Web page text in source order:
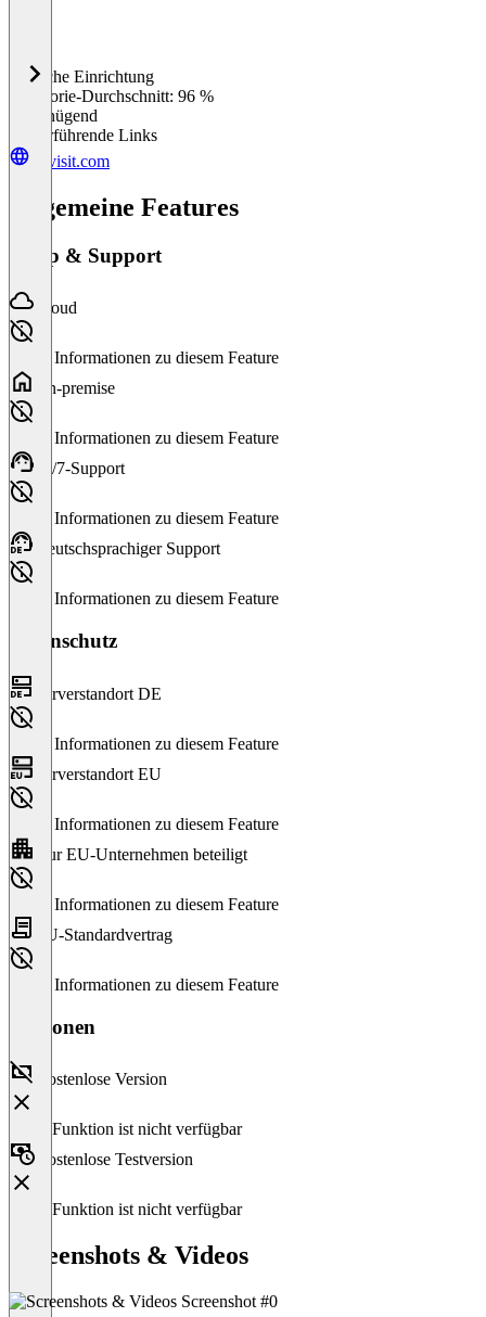
%
Einfache Einrichtung
Kategorie-Durchschnitt: 96 %
Ungenügend
Weiterführende Links
dbvisit.com
Allgemeine Features
Setup & Support
Cloud
Keine Informationen zu diesem Feature
On-premise
Keine Informationen zu diesem Feature
24/7-Support
Keine Informationen zu diesem Feature
Deutschsprachiger Support
Keine Informationen zu diesem Feature
Datenschutz
Serverstandort DE
Keine Informationen zu diesem Feature
Serverstandort EU
Keine Informationen zu diesem Feature
Nur EU-Unternehmen beteiligt
Keine Informationen zu diesem Feature
EU-Standardvertrag
Keine Informationen zu diesem Feature
Versionen
Kostenlose Version
Diese Funktion ist nicht verfügbar
Kostenlose Testversion
Diese Funktion ist nicht verfügbar
Screenshots & Videos